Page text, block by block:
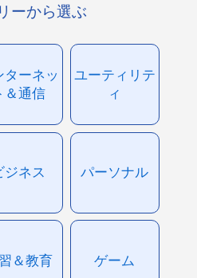
ーから選ぶ
ターネッ
＆通信
ユーティリテ
ィ
ジネス パーソナル
＆教育 ゲーム